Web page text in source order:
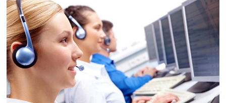
propone
una
congelación
de
impuestos
para
2014